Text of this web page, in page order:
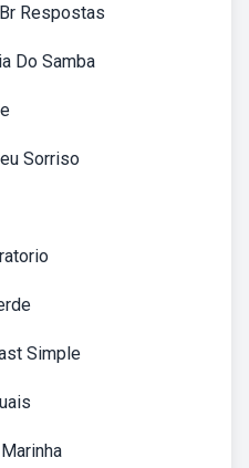
Respostas
Do Samba
Sorriso
Simple